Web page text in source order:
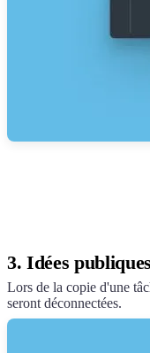
3. Idées
Lors de la copie d'une
seront déconnectées.